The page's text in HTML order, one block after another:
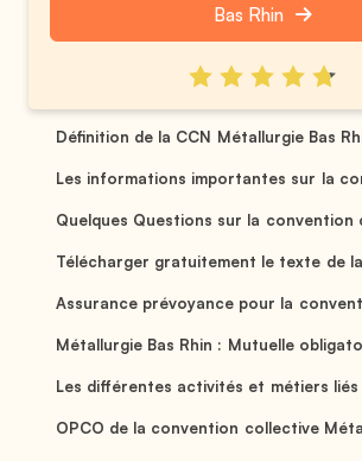
Bas Rhin
Définition de la CCN Métallurgie Bas
Les informations importantes sur la
Quelques Questions sur la convention
Télécharger gratuitement le texte de
Assurance prévoyance pour la
Métallurgie Bas Rhin : Mutuelle
Les différentes activités et métiers liés
OPCO de la convention collective